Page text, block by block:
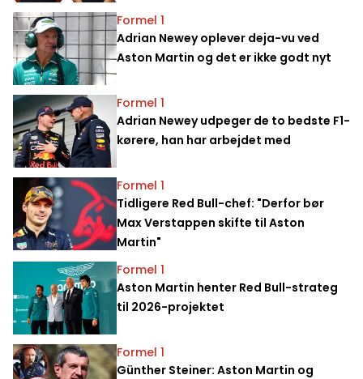
Formel 1
Adrian Newey oplever deja-vu ved
Aston Martin og det er ikke godt nyt
Formel 1
Adrian Newey udpeger de to bedste F1-
kørere, han har arbejdet med
Formel 1
Tidligere Red Bull-chef: "Derfor bør
Max Verstappen skifte til Aston
Martin"
Formel 1
Aston Martin henter Red Bull-strateg
til 2026-projektet
Formel 1
Günther Steiner: Aston Martin og